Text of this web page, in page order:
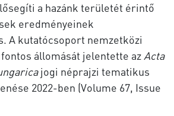
a hazánk területét érintő
eredményeinek
A kutatócsoport nemzetközi
állomását jelentette az Acta
jogi néprajzi tematikus
2022-ben (Volume 67, Issue